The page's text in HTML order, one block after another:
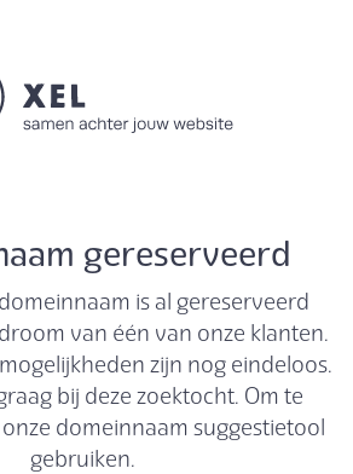
gereserveerd
is al gereserveerd
van één van onze klanten.
zijn nog eindeloos.
bij deze zoektocht. Om te
domeinnaam suggestietool
gebruiken.